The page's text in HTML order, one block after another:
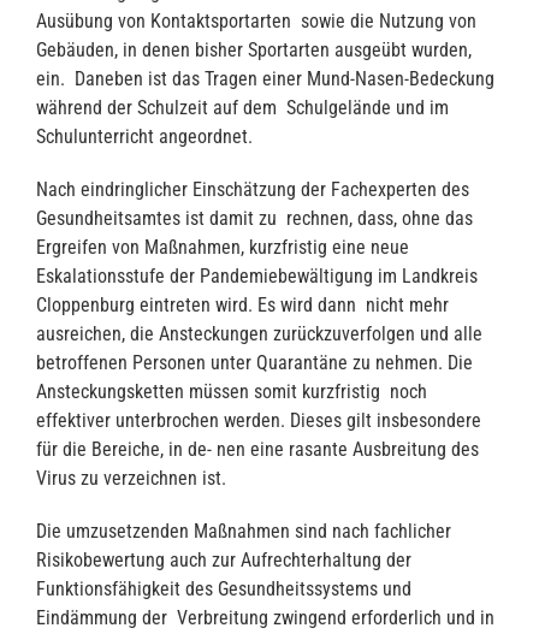
Ausübung von Kontaktsportarten sowie die Nutzung von
Gebäuden, in denen bisher Sportarten ausgeübt wurden,
ein. Daneben ist das Tragen einer Mund-Nasen-Bedeckung
während der Schulzeit auf dem Schulgelände und im
Schulunterricht angeordnet.
Nach eindringlicher Einschätzung der Fachexperten des
Gesundheitsamtes ist damit zu rechnen, dass, ohne das
Ergreifen von Maßnahmen, kurzfristig eine neue
Eskalationsstufe der Pandemiebewältigung im Landkreis
Cloppenburg eintreten wird. Es wird dann nicht mehr
ausreichen, die Ansteckungen zurückzuverfolgen und alle
betroffenen Personen unter Quarantäne zu nehmen. Die
Ansteckungsketten müssen somit kurzfristig noch
effektiver unterbrochen werden. Dieses gilt insbesondere
für die Bereiche, in de- nen eine rasante Ausbreitung des
Virus zu verzeichnen ist.
Die umzusetzenden Maßnahmen sind nach fachlicher
Risikobewertung auch zur Aufrechterhaltung der
Funktionsfähigkeit des Gesundheitssystems und
Eindämmung der Verbreitung zwingend erforderlich und in